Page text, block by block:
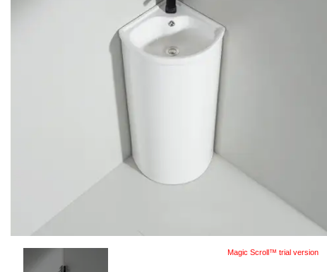
Magic Scroll™ trial version